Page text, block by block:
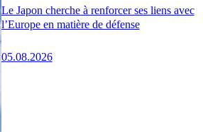
Le Japon cherche à renforcer ses liens avec
l’Europe en matière de défense
05.08.2026